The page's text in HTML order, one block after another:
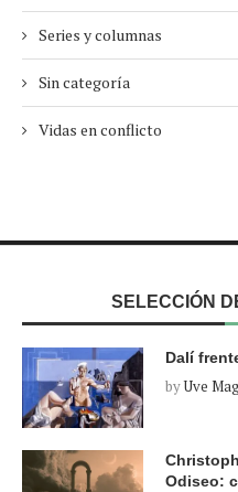
Series y columnas
Sin categoría
Vidas en conflicto
SELECCIÓN
Dalí
byUve
Odiseo: